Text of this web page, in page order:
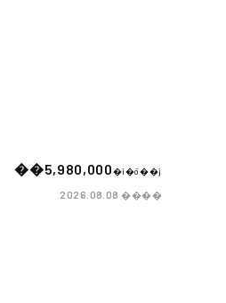
��5,980,000�i�ō��j
2026.08.08����